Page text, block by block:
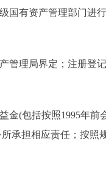
有资产管理部门进行
理局界定；注册登
(包括按照1995年前
承担相应责任；按照